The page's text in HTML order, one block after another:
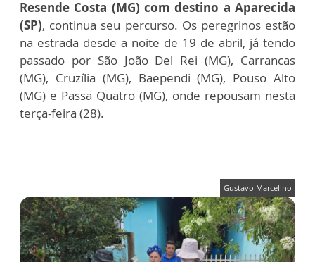
Resende Costa (MG) com destino a Aparecida
(SP), continua seu percurso. Os peregrinos estão
na estrada desde a noite de 19 de abril, já tendo
passado por São João Del Rei (MG), Carrancas
(MG), Cruzília (MG), Baependi (MG), Pouso Alto
(MG) e Passa Quatro (MG), onde repousam nesta
terça-feira (28).
Gustavo Marcelino